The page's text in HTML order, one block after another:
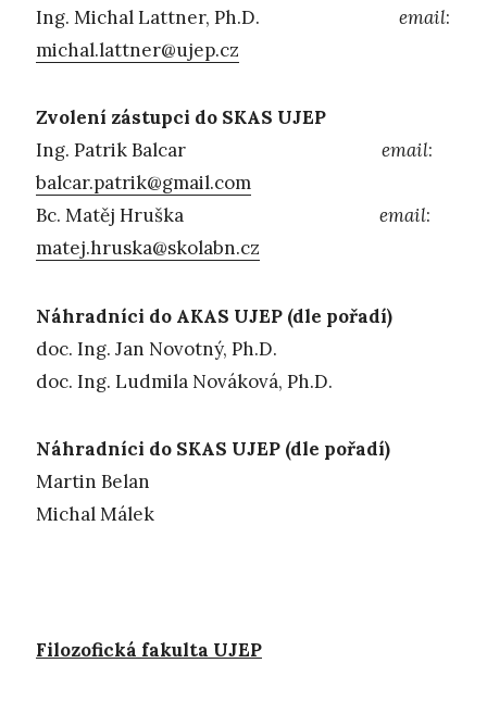
Ing. Michal Lattner, Ph.D. email:
michal.lattner@ujep.cz
Zvolení zástupci do SKAS UJEP
Ing. Patrik Balcar email:
balcar.patrik@gmail.com
Bc. Matěj Hruška email:
matej.hruska@skolabn.cz
Náhradníci do AKAS UJEP (dle pořadí)
doc. Ing. Jan Novotný, Ph.D.
doc. Ing. Ludmila Nováková, Ph.D.
Náhradníci do SKAS UJEP (dle pořadí)
Martin Belan
Michal Málek
Filozofická fakulta UJEP